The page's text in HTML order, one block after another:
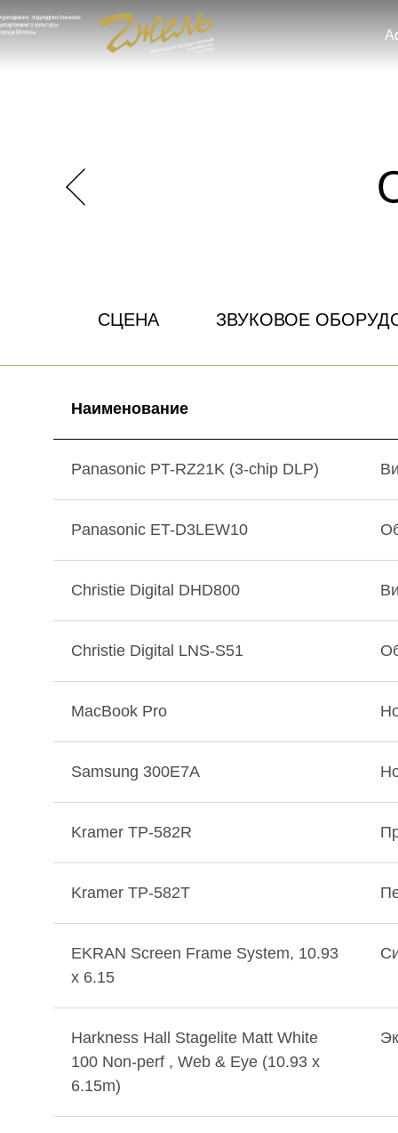
СЦЕНА ЗВУКОВОЕ
Наименование
Panasonic PT-RZ21K (3-chip DLP)
Panasonic ET-D3LEW10
Christie Digital DHD800
Christie Digital LNS-S51
MacBook Pro
Samsung 300E7A
Kramer TP-582R
Kramer TP-582T
EKRAN Screen Frame System, 10.93
x 6.15
Harkness Hall Stagelite Matt White
100 Non-perf , Web & Eye (10.93 x
6.15m)